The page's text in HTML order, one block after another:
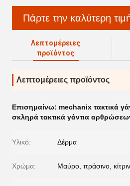
Πάρτε την καλύτερη
Λεπτομέρειες
προϊόντος
Λεπτομέρειες προϊόντος
Επισημαίνω: mechanix τακτικά
σκληρά τακτικά γάντια
Υλικό: Δέρμα
Χρώμα: Μαύρο, πράσινο,